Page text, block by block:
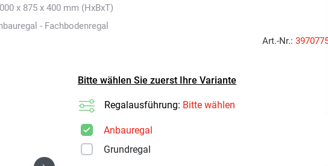
x 875 x 400 mm (HxBxT)
- Fachbodenregal
Art.-Nr.:
Bitte wählen Sie zuerst Ihre Variante
Regalausführung: Bitte wählen
Anbauregal
Grundregal